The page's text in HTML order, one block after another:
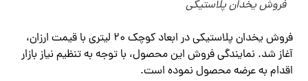
فروش یخدان پلاستیکی
فروش یخدان پلاستیکی در ابعاد کوچک 20 لیتری با قیمت ارزان،
آغاز شد. نمایندگی فروش این محصول، با توجه به تنظیم نیاز بازار
اقدام به عرضه محصول نموده است.